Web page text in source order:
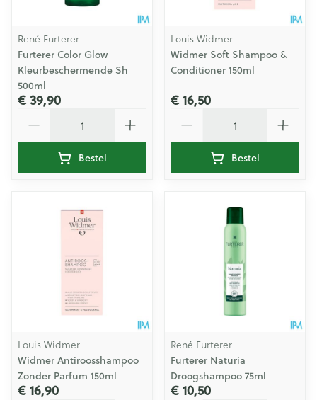
René Furterer
Furterer Color Glow
Kleurbeschermende Sh
500ml
€ 39,90
Bestel
Louis Widmer
Widmer Soft Shampoo &
Conditioner 150ml
€ 16,50
Bestel
Louis Widmer
Widmer Antiroosshampoo
Zonder Parfum 150ml
€ 16,90
René Furterer
Furterer Naturia
Droogshampoo 75ml
€ 10,50